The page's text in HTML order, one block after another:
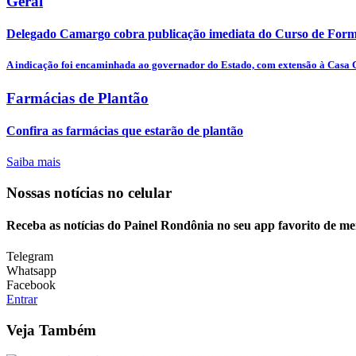
Delegado Camargo cobra publicação imediata do Curso de
A indicação foi encaminhada ao governador do Estado, com extensão à Casa
Farmácias de Plantão
Confira as farmácias que estarão de plantão
Saiba mais
Nossas notícias no celular
Receba as notícias do Painel Rondônia no seu app favorito de
Telegram
Whatsapp
Facebook
Entrar
Veja Também